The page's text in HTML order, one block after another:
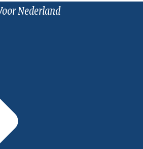
Nederland